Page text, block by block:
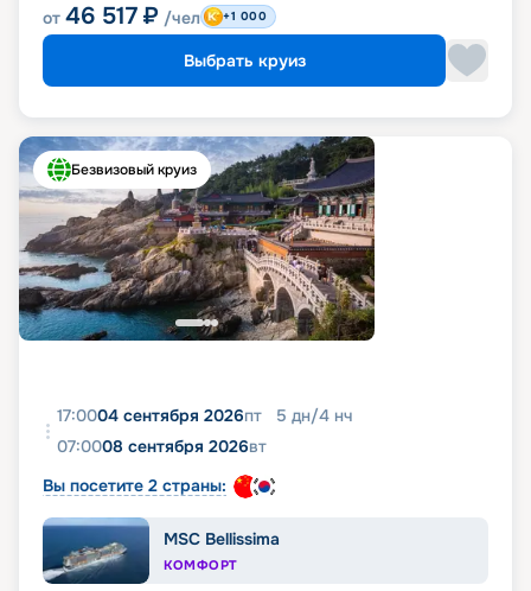
от 46 517 ₽ /чел +1 000
Выбрать круиз
Безвизовый круиз
17:0004 сентября 2026пт 5 дн/4 нч
07:0008 сентября 2026вт
Вы посетите 2 страны:
MSC Bellissima
КОМФОРТ